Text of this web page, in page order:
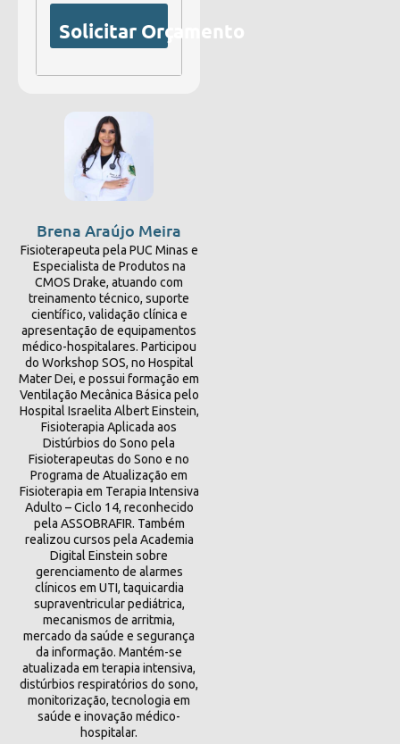
Solicitar Orçamento
Brena Araújo Meira
Fisioterapeuta pela PUC Minas e
Especialista de Produtos na
CMOS Drake, atuando com
treinamento técnico, suporte
científico, validação clínica e
apresentação de equipamentos
médico-hospitalares. Participou
do Workshop SOS, no Hospital
Mater Dei, e possui formação em
Ventilação Mecânica Básica pelo
Hospital Israelita Albert Einstein,
Fisioterapia Aplicada aos
Distúrbios do Sono pela
Fisioterapeutas do Sono e no
Programa de Atualização em
Fisioterapia em Terapia Intensiva
Adulto – Ciclo 14, reconhecido
pela ASSOBRAFIR. Também
realizou cursos pela Academia
Digital Einstein sobre
gerenciamento de alarmes
clínicos em UTI, taquicardia
supraventricular pediátrica,
mecanismos de arritmia,
mercado da saúde e segurança
da informação. Mantém-se
atualizada em terapia intensiva,
distúrbios respiratórios do sono,
monitorização, tecnologia em
saúde e inovação médico-
hospitalar.